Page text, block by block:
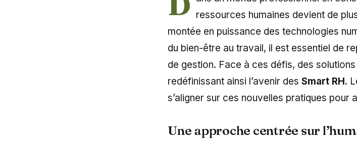
ressources humaines devient de
montée en puissance des technologies
du bien-être au travail, il est essentiel de
de gestion. Face à ces défis, des
redéfinissant ainsi l’avenir des Smart RH.
s’aligner sur ces nouvelles pratiques pour
Une approche centrée sur